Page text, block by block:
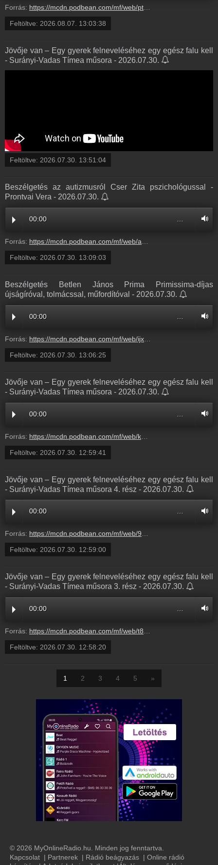
Forrás: https://mcdn.podbean.com/mf/web/pty75i8h67u5a27x/Csehi_Istv_n-N_hori_Zsanett_T_th_Enik_er_s_n_k_p_rter_pia_46_p9mp21.mp3
Feltöltve: 2026.08.07. 13:03:38
Jövője van – Egy gyerek felneveléséhez egy egész falu kell
- Surányi-Vadas Tímea műsora - 2026.07.30.
Feltöltve: 2026.07.30. 13:51:04
Beszélgetés az autizmusról Cser Zita pszichológussal -
Prontvai Vera - 2026.07.30.
00:00
Forrás: https://mcdn.podbean.com/mf/web/a2pqrd3w58989v7x/cser_zita_autizmus.mp3
Feltöltve: 2026.07.30. 13:09:03
Beszélgetés Betlen János Prima Primissima-díjas
újságíróval, tolmácssal, műfordítóval - 2026.07.30.
00:00
Forrás: https://mcdn.podbean.com/mf/web/ijxhifyytjdxjq7q/Betlen.mp3
Feltöltve: 2026.07.30. 13:06:25
Jövője van – Egy gyerek felneveléséhez egy egész falu kell
- Surányi-Vadas Tímea műsora - 2026.07.30.
00:00
Forrás: https://mcdn.podbean.com/mf/web/khgg8yby4ykss9zh/20260709_18-00-jovoje_van6gnks.mp3
Feltöltve: 2026.07.30. 12:59:41
Jövője van – Egy gyerek felneveléséhez egy egész falu kell
- Surányi-Vadas Tímea műsora 4. rész - 2026.07.30.
00:00 …
Forrás: https://mcdn.podbean.com/mf/web/9s2sjjzzembey5df/20260611_18-00-jovoje_van64drf.mp3
Feltöltve: 2026.07.30. 12:59:00
Jövője van – Egy gyerek felneveléséhez egy egész falu kell
- Surányi-Vadas Tímea műsora 3. rész - 2026.07.30.
00:00
Forrás: https://mcdn.podbean.com/mf/web/t8zxta56b7zew5s7/20260507_18-01-jovoje_van81mx6.mp3
Feltöltve: 2026.07.30. 12:58:20
1 2 3 4 5 »
© 2026 MyOnlineRadio.hu. Minden jog fenntartva.
Kapcsolat | Partnerek | Rádió beágyazás | Online rádió